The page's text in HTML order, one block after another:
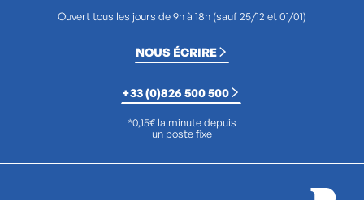
Ouvert tous les jours de 9h à 18h (sauf 25/12 et 01/01)
NOUS ÉCRIRE
+33 (0)826 500 500
*0,15€ la minute depuis
un poste fixe